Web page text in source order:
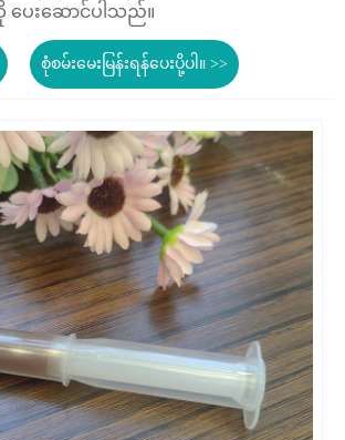
ပေးဆောင်ပါသည်။
စုံစမ်းမေးမြန်းရန်ပေးပို့ပါ။ >>